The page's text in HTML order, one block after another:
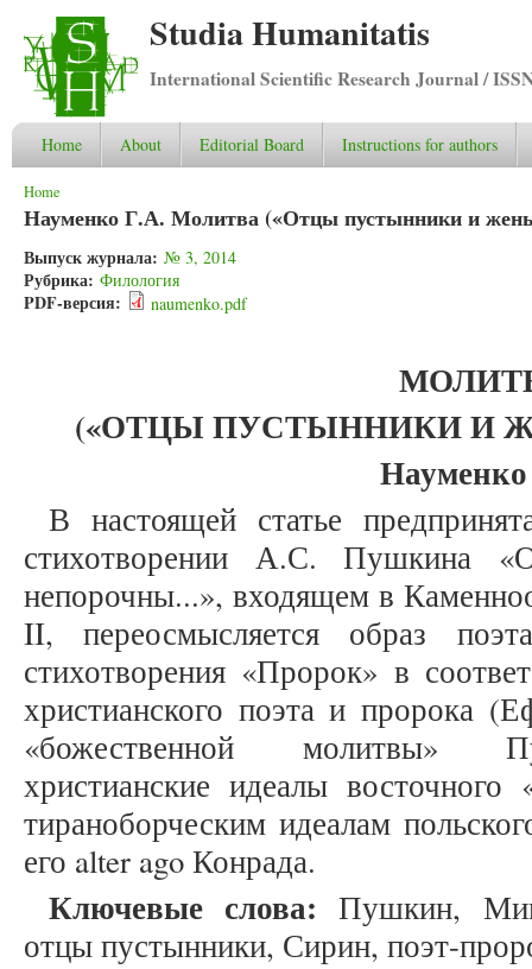
Studia Humanitatis
International Scientific Research Journal /
Home About Editorial Board Instructions for authors
You are here
Home
Науменко Г.А. Молитва («Отцы пустынники и
Выпуск журнала: № 3, 2014
Рубрика: Филология
PDF-версия: naumenko.pdf
(«ОТЦЫ ПУСТЫННИКИ И
В настоящей статье
стихотворении А.С. Пушкина
непорочны...», входящем в
II, переосмысляется образ
стихотворения «Пророк» в
христианского поэта и пророка
«божественной молитвы»
христианские идеалы
тираноборческим идеалам
его alter ago Конрада.
Ключевые слова: Пушкин,
отцы пустынники, Сирин, поэт-